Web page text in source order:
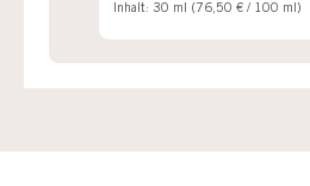
Inhalt: 30 ml (76,50 € / 100 ml)